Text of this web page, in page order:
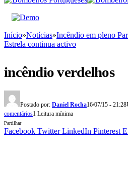
Início»Notícias»Incêndio em pleno
Estrela continua activo
incêndio verdelhos
Postado por: Daniel Rocha16/07/15 - 21:28
comentários1 Leitura mínima
Partilhar
Facebook Twitter LinkedIn Pinterest